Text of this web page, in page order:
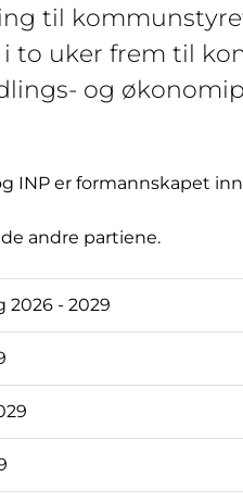
til
to uker frem til
og
INP er formannskapet
andre partiene.
2026 - 2029